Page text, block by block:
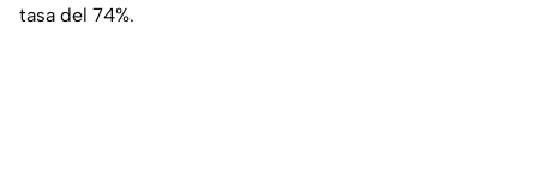
tasa del 74%.